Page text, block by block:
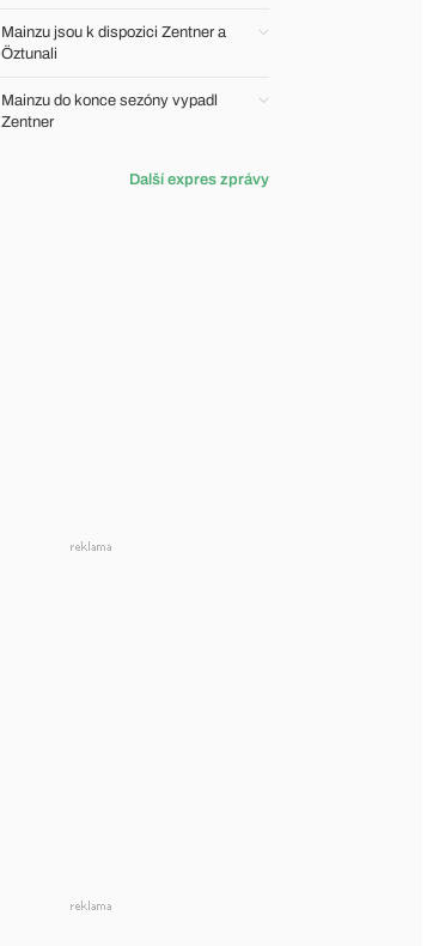
Mainzu jsou k dispozici Zentner a
Öztunali
Mainzu do konce sezóny vypadl
Zentner
Další expres zprávy